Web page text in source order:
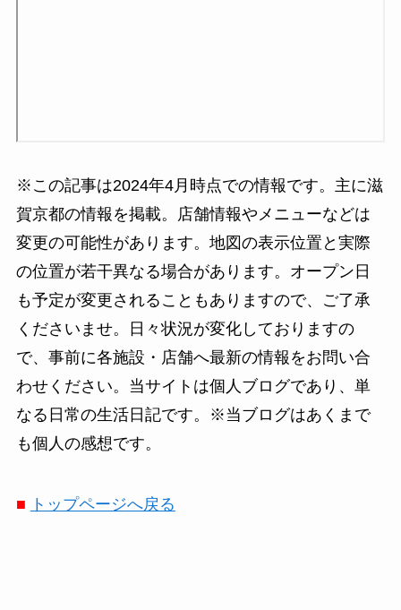
※この記事は2024年4月時点での情報です。主に滋
賀京都の情報を掲載。店舗情報やメニューなどは
変更の可能性があります。地図の表示位置と実際
の位置が若干異なる場合があります。オープン日
も予定が変更されることもありますので、ご了承
くださいませ。日々状況が変化しておりますの
で、事前に各施設・店舗へ最新の情報をお問い合
わせください。当サイトは個人ブログであり、単
なる日常の生活日記です。※当ブログはあくまで
も個人の感想です。
■ トップページへ戻る